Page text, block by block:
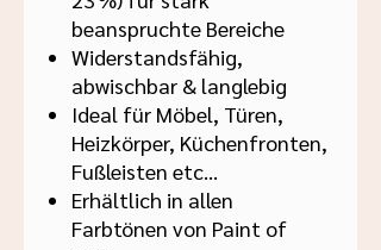
beanspruchte Bereiche
Widerstandsfähig,
abwischbar & langlebig
Ideal für Möbel, Türen,
Heizkörper, Küchenfronten,
Fußleisten etc...
Erhältlich in allen
Farbtönen von Paint of